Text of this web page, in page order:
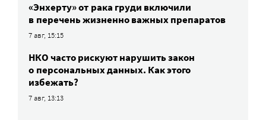
«Энхерту» от рака груди включили
в перечень жизненно важных препаратов
7 авг, 15:15
НКО часто рискуют нарушить закон
о персональных данных. Как этого
избежать?
7 авг, 13:13